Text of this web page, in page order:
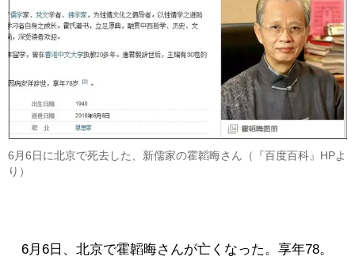
6月6日に北京で死去した、新儒家の霍韜晦さん（『百度百科』HPよ
り）
6月6日、北京で霍韜晦さんが亡くなった。享年78。